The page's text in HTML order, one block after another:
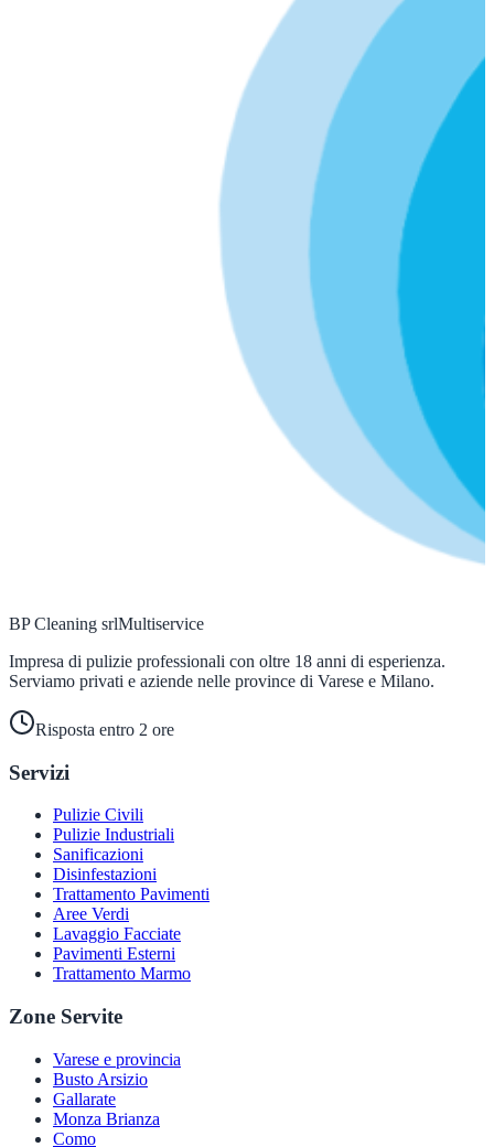
BP Cleaning srlMultiservice
Impresa di pulizie professionali con oltre 18 anni di esperienza.
Serviamo privati e aziende nelle province di Varese e Milano.
Risposta entro 2 ore
Servizi
Pulizie Civili
Pulizie Industriali
Sanificazioni
Disinfestazioni
Trattamento Pavimenti
Aree Verdi
Lavaggio Facciate
Pavimenti Esterni
Trattamento Marmo
Zone Servite
Varese e provincia
Busto Arsizio
Gallarate
Monza Brianza
Como